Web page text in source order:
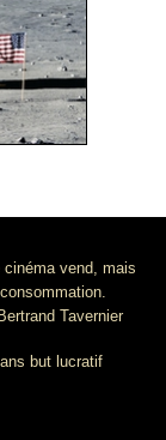
cinéma vend, mais
Tavernier
but lucratif